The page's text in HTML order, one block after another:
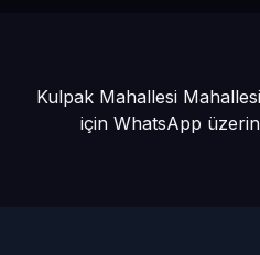
Kulpak Mahallesi
için WhatsApp